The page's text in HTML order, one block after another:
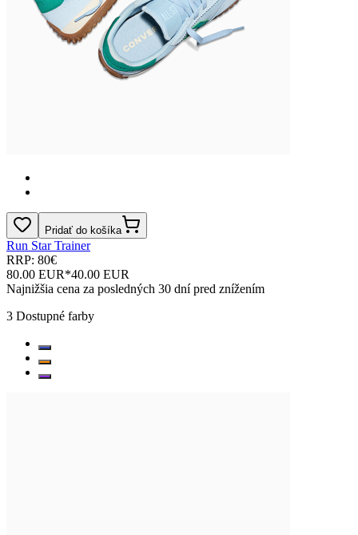
Pridať do košíka
Run Star Trainer
RRP: 80€
80.00 EUR*40.00 EUR
Najnižšia cena za posledných 30 dní pred znížením
3 Dostupné farby